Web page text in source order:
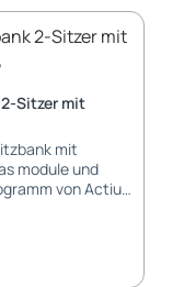
Rückenlehne) /
43 cm
Montage
mit Sitz
Sitzer mit
mit
module und
von Actiu.